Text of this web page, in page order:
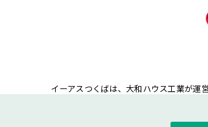
イーアスつくばは、大和ハウス工業が運